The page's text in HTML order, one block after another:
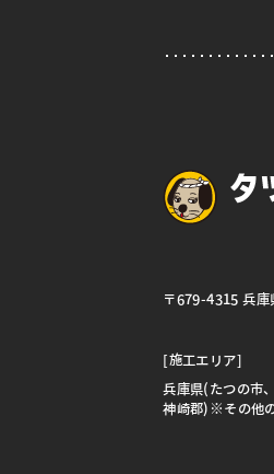
〒679-4315 兵庫
[施工エリア]
兵庫県(たつの市
神崎郡)※その他